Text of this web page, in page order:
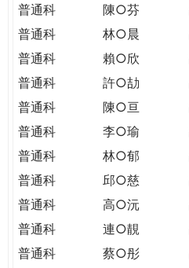
普通科
陳○芬
普通科
林○晨
普通科
賴○欣
普通科
許○劼
普通科
陳○亘
普通科
李○瑜
普通科
林○郁
普通科
邱○慈
普通科
高○沅
普通科
連○靚
普通科
蔡○彤